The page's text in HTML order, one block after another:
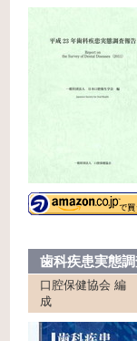
歯科疾患実態
口腔保健協会 編
成